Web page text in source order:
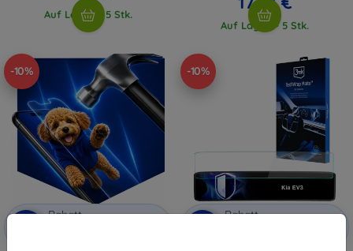
Auf Lager > 5 Stk.
Auf Lager > 5 Stk.
-10%
Rabatt
-10%
Rabatt